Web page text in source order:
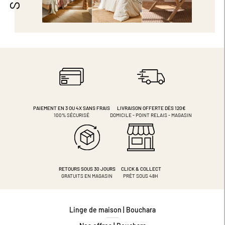
PAIEMENT EN 3 OU 4XSANS FRAIS
100% SÉCURISÉ
LIVRAISON OFFERTE DÈS 120€
DOMICILE - POINT RELAIS - MAGASIN
RETOURS SOUS 30 JOURS
GRATUITS EN MAGASIN
CLICK & COLLECT
PRÊT SOUS 48H
Linge de maison | Bouchara